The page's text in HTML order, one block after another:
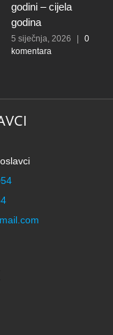
godini – cijela
godina
5 siječnja, 2026
0
komentara